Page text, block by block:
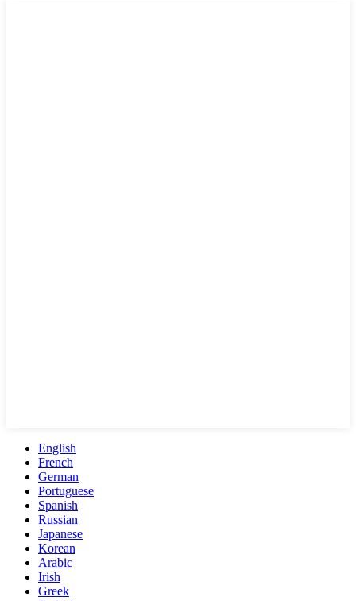
English
French
German
Portuguese
Spanish
Russian
Japanese
Korean
Arabic
Irish
Greek